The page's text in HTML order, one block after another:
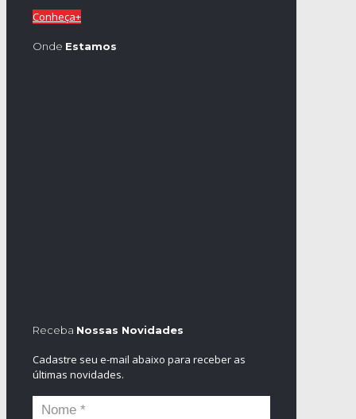
Conheça+
Onde Estamos
Receba Nossas Novidades
Cadastre seu e-mail abaixo para receber as
últimas novidades.